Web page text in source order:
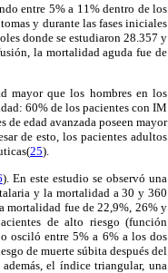
entre 5% a 11% dentro de los
y durante las fases iniciales
donde se estudiaron 28.357 y
la mortalidad aguda fue de
mayor que los hombres en los
60% de los pacientes con IM
de edad avanzada poseen mayor
de esto, los pacientes adultos
25).
). En este estudio se observó una
y la mortalidad a 30 y 360
mortalidad fue de 22,9%, 26% y
de alto riesgo (función
osciló entre 5% a 6% a los dos
de muerte súbita después del
el índice triangular, una